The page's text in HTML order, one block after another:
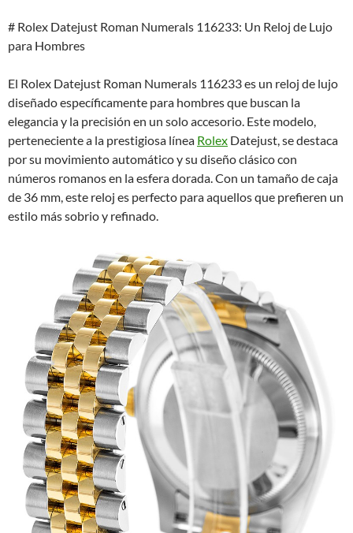
# Rolex Datejust Roman Numerals 116233: Un Reloj de Lujo
para Hombres
El Rolex Datejust Roman Numerals 116233 es un reloj de lujo
diseñado específicamente para hombres que buscan la
elegancia y la precisión en un solo accesorio. Este modelo,
perteneciente a la prestigiosa línea Rolex Datejust, se destaca
por su movimiento automático y su diseño clásico con
números romanos en la esfera dorada. Con un tamaño de caja
de 36 mm, este reloj es perfecto para aquellos que prefieren un
estilo más sobrio y refinado.